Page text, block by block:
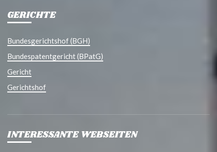
GERICHTE
Bundesgerichtshof (BGH)
Bundespatentgericht (BPatG)
Gericht
Gerichtshof
INTERESSANTE WEBSEITEN